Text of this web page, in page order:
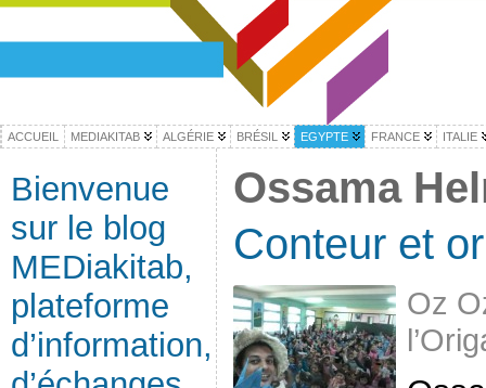
ACCUEIL MEDIAKITAB ALGÉRIE BRÉSIL EGYPTE FRANCE ITALIE
Bienvenue
sur le blog
MEDiakitab,
plateforme
d’information,
Ossama
Conteur et
Oz